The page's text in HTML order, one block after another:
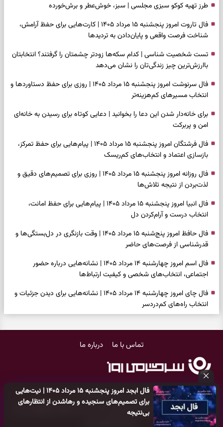
فال ابجد امروز پنجشنبه ۱۵ مرداد ۱۴۰۵ | نیت‌هایی
برای تصمیم‌های سنجیده و رهاشدن از انتظارهای
بی‌نتیجه
طرز تهیه کوکو سبزی مجلسی | سبز، خوش‌عطر و برش‌خورده
فال تاروت امروز پنجشنبه ۱۵ مرداد ۱۴۰۵ | کارت‌هایی برای حفظ آرامش،
شناخت فرصت واقعی و پایان‌دادن به تردیدها
تست شخصیت شناسی | کدام سکه‌ها زودتر چشمتان را گرفتند؟ انتخابتان
باارزش‌ترین چیز زندگی‌تان را نشان می‌دهد
فال سرنوشت امروز پنجشنبه ۱۵ مرداد ۱۴۰۵ | روزی برای حفظ دستاوردها و
انتخاب مسیرهای کم‌هزینه‌تر
برای خانه‌دار شدن این دعا را بخوانید | دعایی کوتاه برای رسیدن به خانه‌ای
امن و پربرکت
فال فرشتگان امروز پنجشنبه ۱۵ مرداد ۱۴۰۵ | پیام‌هایی برای حفظ تمرکز،
بازسازی اعتماد و انتخاب‌های کم‌ریسک
فال روزانه امروز پنجشنبه ۱۵ مرداد ۱۴۰۵ | روزی برای تصمیم‌های دقیق و
لذت‌بردن از نتیجه تلاش‌ها
فال انبیا امروز پنجشنبه ۱۵ مرداد ۱۴۰۵ | پیام‌هایی برای حفظ امانت،
انتخاب درست و آرام‌کردن دل
فال حافظ امروز پنج‌شنبه ۱۵ مرداد ۱۴۰۵ | وقت بازنگری در دل‌بستگی‌ها و
قدرشناسی از فرصت‌های حاضر
فال اسم امروز چهارشنبه ۱۴ مرداد ۱۴۰۵ | نشانه‌هایی درباره حضور
اجتماعی، انتخاب‌های شخصی و کیفیت ارتباط‌ها
فال چای امروز چهارشنبه ۱۴ مرداد ۱۴۰۵ | نشانه‌هایی برای دیدن جزئیات و
انتخاب راه‌های کم‌دردسر
انتخاب چیزی که ارزش ماندن دارد
فرصت دارید
کوچک و حفظ مسیرهای ارزشمند
تماس با ما درباره ما
کلیه حقوق مادی و معنوی این سایت متعلق بهپایگاه خبری سرگرمی روز
می‌باشد و هر گونه کپی‌برداری توسط دیگر سایت‌ها
اکیدا ممنوع
می‌باشد